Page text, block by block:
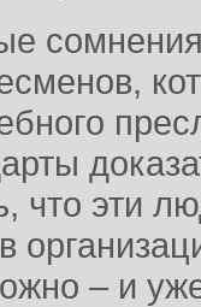
что эти
– и